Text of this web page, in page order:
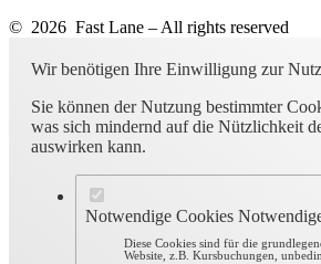
© 2026 Fast Lane – All rights reserved
Wir benötigen Ihre Einwilligung zur
Sie können der Nutzung bestimmter
was sich mindernd auf die Nützlichkeit
auswirken kann.
Notwendige Cookies
Diese Cookies sind für die
Website, z.B. Kursbuchungen,